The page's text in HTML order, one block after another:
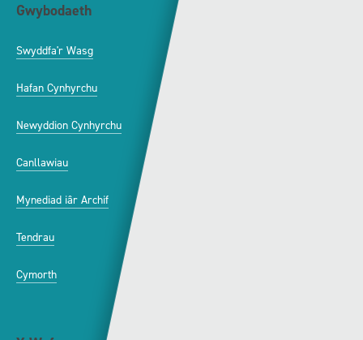
Gwybodaeth
Swyddfa'r Wasg
Hafan Cynhyrchu
Newyddion Cynhyrchu
Canllawiau
Mynediad iâr Archif
Tendrau
Cymorth